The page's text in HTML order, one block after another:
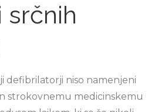
srčnih
defibrilatorji niso namenjeni
strokovnemu medicinskemu